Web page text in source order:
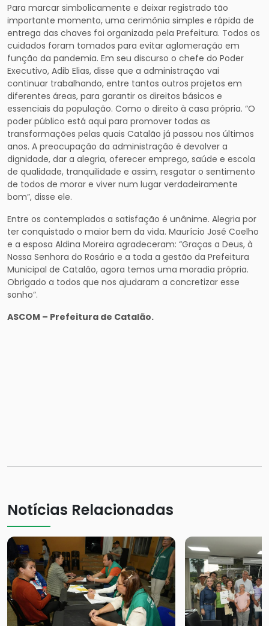
Para marcar simbolicamente e deixar registrado tão
importante momento, uma cerimônia simples e rápida de
entrega das chaves foi organizada pela Prefeitura. Todos os
cuidados foram tomados para evitar aglomeração em
função da pandemia. Em seu discurso o chefe do Poder
Executivo, Adib Elias, disse que a administração vai
continuar trabalhando, entre tantos outros projetos em
diferentes áreas, para garantir os direitos básicos e
essenciais da população. Como o direito à casa própria. “O
poder público está aqui para promover todas as
transformações pelas quais Catalão já passou nos últimos
anos. A preocupação da administração é devolver a
dignidade, dar a alegria, oferecer emprego, saúde e escola
de qualidade, tranquilidade e assim, resgatar o sentimento
de todos de morar e viver num lugar verdadeiramente
bom”, disse ele.
Entre os contemplados a satisfação é unânime. Alegria por
ter conquistado o maior bem da vida. Maurício José Coelho
e a esposa Aldina Moreira agradeceram: “Graças a Deus, à
Nossa Senhora do Rosário e a toda a gestão da Prefeitura
Municipal de Catalão, agora temos uma moradia própria.
Obrigado a todos que nos ajudaram a concretizar esse
sonho”.
ASCOM – Prefeitura de Catalão.
Notícias Relacionadas